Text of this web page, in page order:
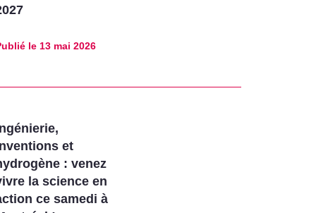
le13 mai 2026
et
: venez
la science en
ce samedi à